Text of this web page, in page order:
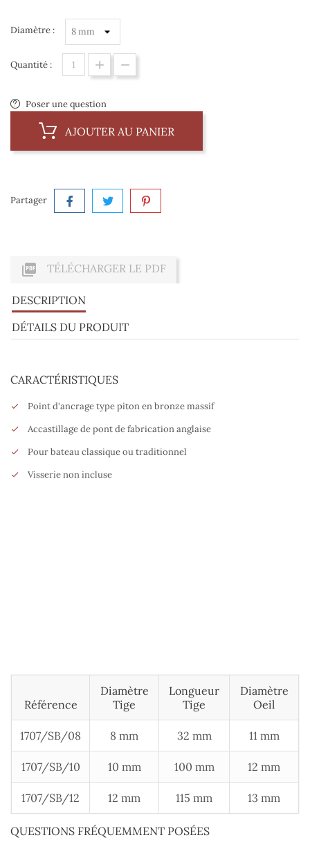
Diamètre :
Quantité :
Poser une question
AJOUTER AU PANIER
Partager
 TÉLÉCHARGER LE PDF
DESCRIPTION
DÉTAILS DU PRODUIT
CARACTÉRISTIQUES
Point d'ancrage type piton en bronze massif
Accastillage de pont de fabrication anglaise
Pour bateau classique ou traditionnel
Visserie non incluse
Référence
Diamètre
Tige
Longueur
Tige
Diamètre
Oeil
1707/SB/08 8 mm 32 mm 11 mm
1707/SB/10 10 mm 100 mm 12 mm
1707/SB/12 12 mm 115 mm 13 mm
QUESTIONS FRÉQUEMMENT POSÉES